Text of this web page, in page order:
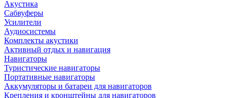
Акустика
Сабвуферы
Усилители
Аудиосистемы
Комплекты акустики
Активный отдых и навигация
Навигаторы
Туристические навигаторы
Портативные навигаторы
Аккумуляторы и батареи для навигаторов
Крепления и кронштейны для навигаторов